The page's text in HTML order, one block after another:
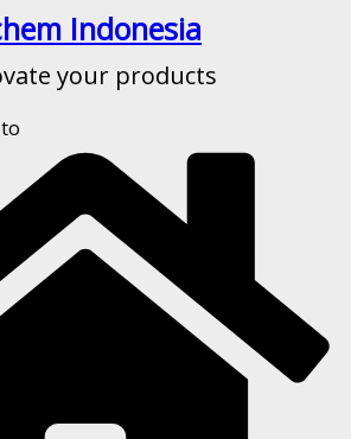
Indonesia
your products